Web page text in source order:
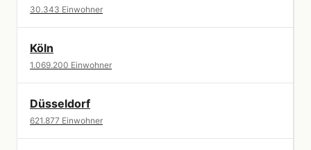
30.343 Einwohner
Köln
1.069.200 Einwohner
Düsseldorf
621.877 Einwohner